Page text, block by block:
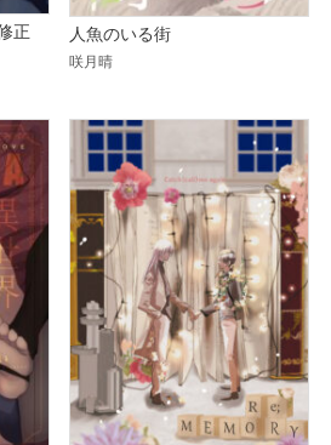
正
人魚のいる街
咲月晴